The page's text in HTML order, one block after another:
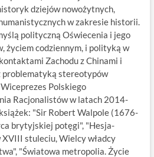
dziejów nowożytnych,
w zakresie historii.
polityczną Oświecenia i jego
życiem codziennym, i polityką w
Zachodu z Chinami i
problematyką stereotypów
Polskiego
Racjonalistów w latach 2014-
"Sir Robert Walpole (1676-
brytyjskiej potęgi", "Hesja-
stuleciu, Wielcy władcy
"Światowa metropolia. Życie